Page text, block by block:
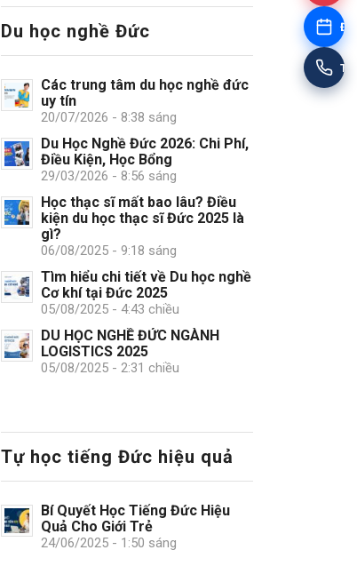
Du học nghề Đức
Các trung tâm du học nghề đức
uy tín
20/07/2026 - 8:38 sáng
Du Học Nghề Đức 2026: Chi Phí,
Điều Kiện, Học Bổng
29/03/2026 - 8:56 sáng
Học thạc sĩ mất bao lâu? Điều
kiện du học thạc sĩ Đức 2025 là
gì?
06/08/2025 - 9:18 sáng
Tìm hiểu chi tiết về Du học nghề
Cơ khí tại Đức 2025
05/08/2025 - 4:43 chiều
DU HỌC NGHỀ ĐỨC NGÀNH
LOGISTICS 2025
05/08/2025 - 2:31 chiều
Tự học tiếng Đức hiệu quả
Bí Quyết Học Tiếng Đức Hiệu
Quả Cho Giới Trẻ
24/06/2025 - 1:50 sáng
Tư